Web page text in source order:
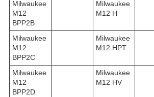
Milwaukee
M12
BPP2B
Milwaukee
M12 H
Milwaukee
M12
BPP2C
Milwaukee
M12 HPT
Milwaukee
M12
BPP2D
Milwaukee
M12 HV